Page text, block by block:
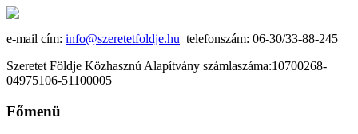
e-mail cím: info@szeretetfoldje.hu telefonszám: 06-30/33-88-245
Szeretet Földje Közhasznú Alapítvány számlaszáma:10700268-
04975106-51100005
Főmenü